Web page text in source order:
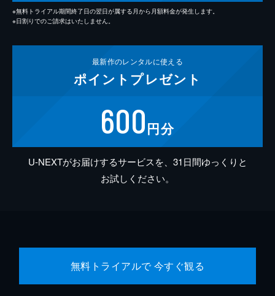
※無料トライアル期間終了日の翌日が属する月から月額料金が発生します。
※日割りでのご請求はいたしません。
最新作のレンタルに使える
ポイント プレゼント
600円分
U-NEXTがお届けするサービスを、31日間ゆっくりと
お試しください。
無料トライアルで 今すぐ観る